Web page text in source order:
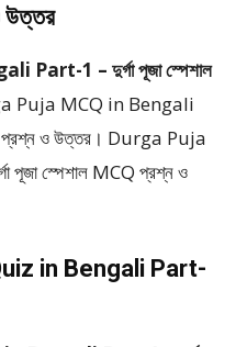
উত্তর
1 – দুর্গা পূজা স্পেশাল
Puja MCQ in Bengali
প্রশ্ন ও উত্তর। Durga Puja
স্পেশাল MCQ প্রশ্ন ও
in Bengali Part-